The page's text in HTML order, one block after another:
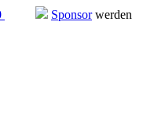
Sponsorwerden